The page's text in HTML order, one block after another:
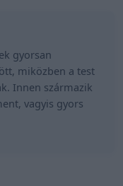
gyorsan
miközben a test
Innen származik
vagyis gyors